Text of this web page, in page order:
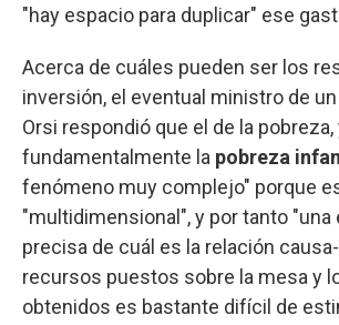
"hay espacio para duplicar" ese
Acerca de cuáles pueden ser los
inversión, el eventual ministro de
Orsi respondió que el de la pobreza,
fundamentalmente la pobreza
fenómeno muy complejo" porque
"multidimensional", y por tanto
precisa de cuál es la relación
recursos puestos sobre la mesa y
obtenidos es bastante difícil de